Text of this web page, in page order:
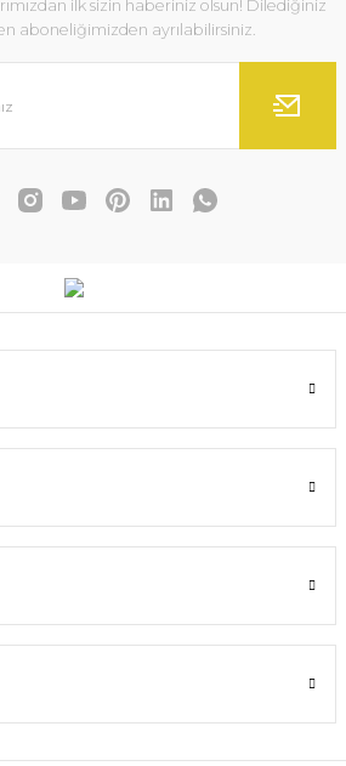
ilk sizin haberiniz olsun! Dilediğiniz
aboneliğimizden ayrılabilirsiniz.